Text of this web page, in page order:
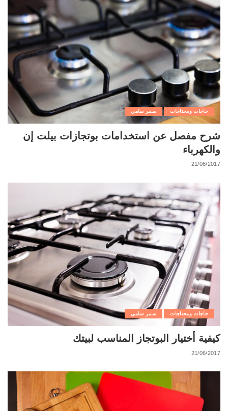
حاجات ومحتاجات سمر سامي
شرح مفصل عن استخدامات بوتجازات بيلت إن
والكهرباء
21/06/2017
حاجات ومحتاجات سمر سامي
كيفية أختيار البوتجاز المناسب لبيتك
21/06/2017